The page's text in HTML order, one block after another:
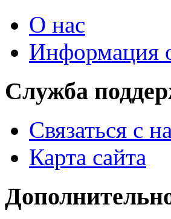
О нас
Информация
Служба
Связаться с
Карта сайта